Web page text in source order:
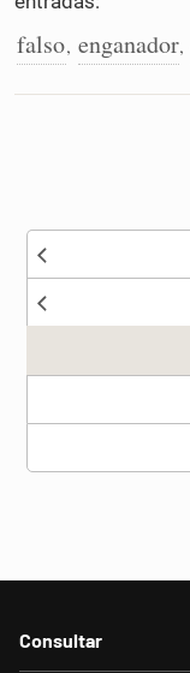
Dicionário
falso, enganador,
Consultar